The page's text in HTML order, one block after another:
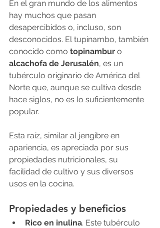
En el gran mundo de los alimentos
hay muchos que pasan
desapercibidos o, incluso, son
desconocidos. El tupinambo, también
conocido como topinambur o
alcachofa de Jerusalén, es un
tubérculo originario de América del
Norte que, aunque se cultiva desde
hace siglos, no es lo suficientemente
popular.
Esta raíz, similar al jengibre en
apariencia, es apreciada por sus
propiedades nutricionales, su
facilidad de cultivo y sus diversos
usos en la cocina.
Propiedades y beneficios
Rico en inulina. Este tubérculo